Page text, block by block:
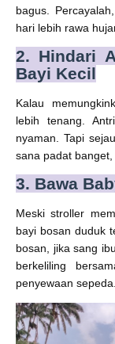
bagus.
hari lebih rawa
2. Hindari
Bayi Kecil
Kalau
lebih tenang.
nyaman. Tapi
sana padat banget,
3. Bawa
Meski stroller
bayi bosan duduk
bosan, jika sang
berkeliling
penyewaan sepeda.